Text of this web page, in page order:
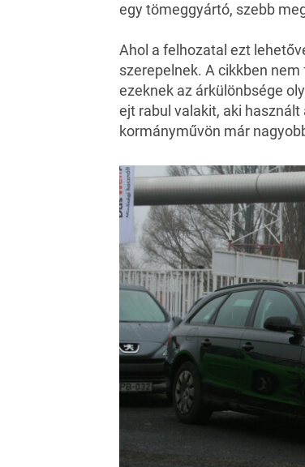
egy tömeggyártó, szebb
Ahol a felhozatal ezt
szerepelnek. A cikkben
ezeknek az árkülönbsége
ejt rabul valakit, aki
kormányművön már